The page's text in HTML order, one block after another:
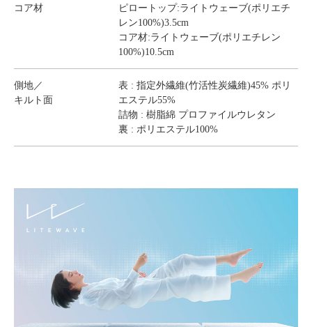
コア材
ピロートップ:ライトウェーブ(ポリエチ
レン100%)3.5cm
コア材:ライトウェーブ(ポリエチレン
100%)10.5cm
側地／
キルト面
表 : 指定外繊維(竹活性炭繊維)45% ポリ
エステル55%
詰物 : 樹脂綿 プロファイルウレタン
裏 : ポリエステル100%